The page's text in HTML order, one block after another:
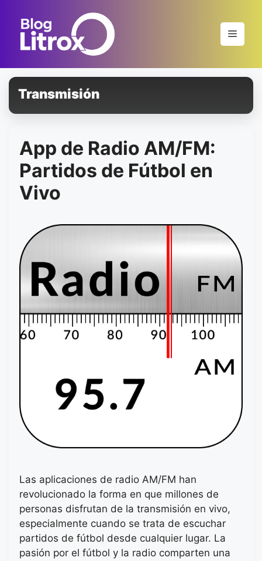
contenido
Menú
Transmisión
App de Radio AM/FM:
Partidos de Fútbol en
Vivo
Las aplicaciones de radio AM/FM han
revolucionado la forma en que millones de
personas disfrutan de la transmisión en vivo,
especialmente cuando se trata de escuchar
partidos de fútbol desde cualquier lugar. La
pasión por el fútbol y la radio comparten una